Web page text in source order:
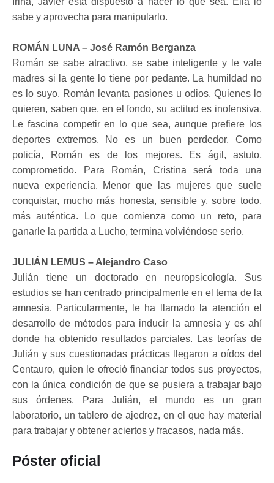
sabe y aprovecha para manipularlo.
ROMÁN LUNA – José Ramón Berganza
Román se sabe atractivo, se sabe inteligente y le vale
madres si la gente lo tiene por pedante. La humildad no
es lo suyo. Román levanta pasiones u odios. Quienes lo
quieren, saben que, en el fondo, su actitud es inofensiva.
Le fascina competir en lo que sea, aunque prefiere los
deportes extremos. No es un buen perdedor. Como
policía, Román es de los mejores. Es ágil, astuto,
comprometido. Para Román, Cristina será toda una
nueva experiencia. Menor que las mujeres que suele
conquistar, mucho más honesta, sensible y, sobre todo,
más auténtica. Lo que comienza como un reto, para
ganarle la partida a Lucho, termina volviéndose serio.
JULIÁN LEMUS – Alejandro Caso
Julián tiene un doctorado en neuropsicología. Sus
estudios se han centrado principalmente en el tema de la
amnesia. Particularmente, le ha llamado la atención el
desarrollo de métodos para inducir la amnesia y es ahí
donde ha obtenido resultados parciales. Las teorías de
Julián y sus cuestionadas prácticas llegaron a oídos del
Centauro, quien le ofreció financiar todos sus proyectos,
con la única condición de que se pusiera a trabajar bajo
sus órdenes. Para Julián, el mundo es un gran
laboratorio, un tablero de ajedrez, en el que hay material
para trabajar y obtener aciertos y fracasos, nada más.
Póster oficial